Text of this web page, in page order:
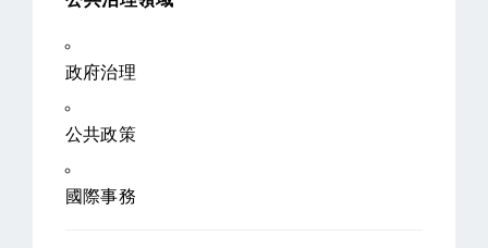
政府治理
公共政策
國際事務